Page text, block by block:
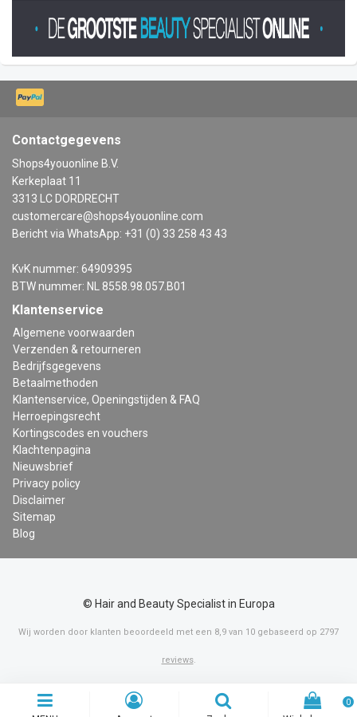
Contactgegevens
Shops4youonline B.V.
Kerkeplaat 11
3313 LC DORDRECHT
customercare@shops4youonline.com
Bericht via WhatsApp: +31 (0) 33 258 43 43
KvK nummer: 64909395
BTW nummer: NL 8558.98.057.B01
Klantenservice
Algemene voorwaarden
Verzenden & retourneren
Bedrijfsgegevens
Betaalmethoden
Klantenservice, Openingstijden & FAQ
Herroepingsrecht
Kortingscodes en vouchers
Klachtenpagina
Nieuwsbrief
Privacy policy
Disclaimer
Sitemap
Blog
0
© Hair and Beauty Specialist in Europa
Wij worden door klanten beoordeeld met een 8,9 van 10 gebaseerd op 2797
reviews.